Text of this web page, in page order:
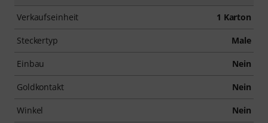
Verkaufseinheit 1 Karton
Steckertyp Male
Einbau Nein
Goldkontakt Nein
Winkel Nein